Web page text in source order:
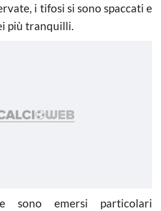
i tifosi si sono spaccati e
più tranquilli.
sono emersi particolari